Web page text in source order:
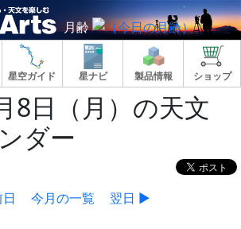
月齢
星空ガイド 星ナビ 製品情報 ショップ
8日（月）の天文
ダー
今月の一覧 翌日 ▶